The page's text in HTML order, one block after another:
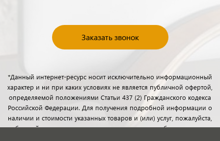
Заказать звонок
*Данный интернет-ресурс носит исключительно информационный
характер и ни при каких условиях не является публичной офертой,
определяемой положениями Статьи 437 (2) Гражданского кодекса
Российской Федерации. Для получения подробной информации о
наличии и стоимости указанных товаров и (или) услуг, пожалуйста,
обращайтесь к менеджерам отдела клиентского обслуживания с